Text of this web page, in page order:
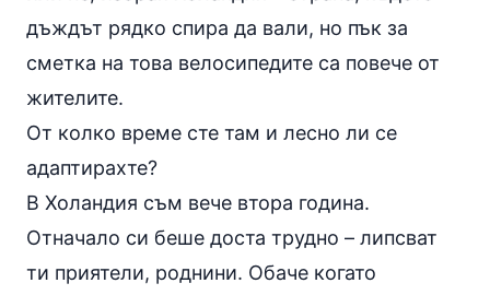
дъждът рядко спира да вали, но пък за
сметка на това велосипедите са повече от
жителите.
От колко време сте там и лесно ли се
адаптирахте?
В Холандия съм вече втора година.
Отначало си беше доста трудно – липсват
ти приятели, роднини. Обаче когато